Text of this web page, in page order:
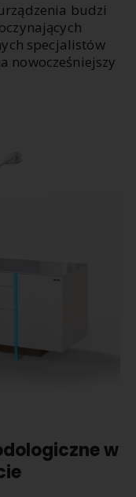
budzi
specjalistów
nowocześniejszy
w